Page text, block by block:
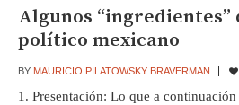
Algunos
político mexicano
BY MAURICIO PILATOWSKY BRAVERMAN
1. Presentación: Lo que a continuación